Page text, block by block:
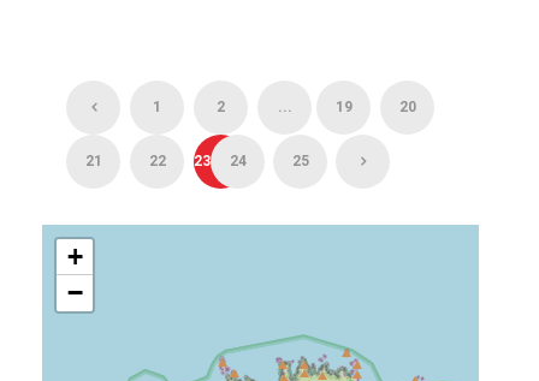
1 2 ... 19 20
21 22 23 24 25
+
−